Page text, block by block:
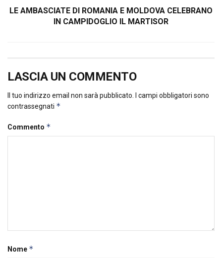
LE AMBASCIATE DI ROMANIA E MOLDOVA CELEBRANO
IN CAMPIDOGLIO IL MARTISOR
LASCIA UN COMMENTO
Il tuo indirizzo email non sarà pubblicato.
I campi obbligatori sono
contrassegnati *
Commento *
Nome *